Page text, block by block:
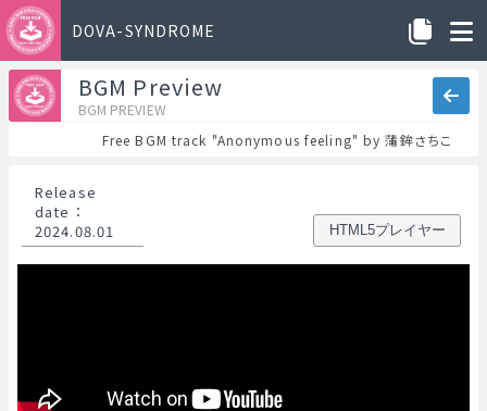
DOVA-SYNDROME
BGM Preview
BGM PREVIEW
Free BGM track "Anonymous feeling" by 蒲鉾さちこ
Release
date ：
2024.08.01
HTML5プレイヤー